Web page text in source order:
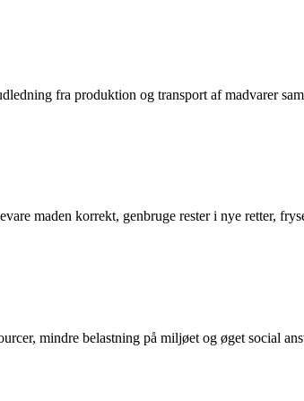
fra produktion og transport af madvarer
maden korrekt, genbruge rester i nye retter,
mindre belastning på miljøet og øget social